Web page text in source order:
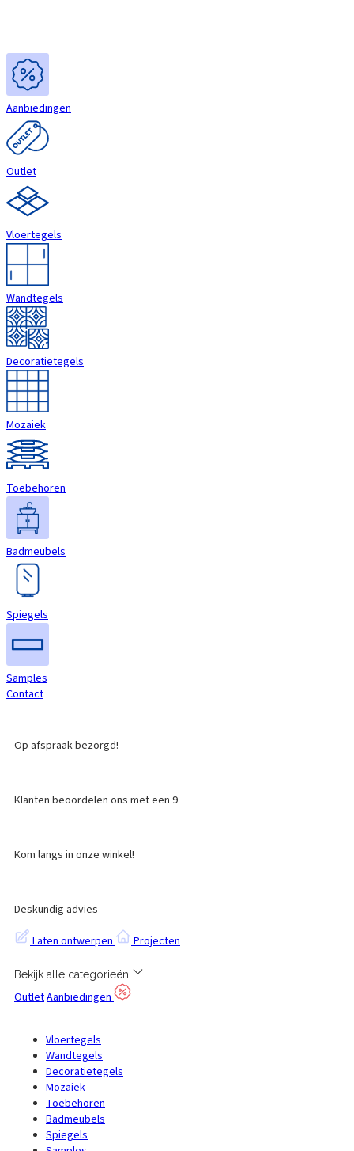
Aanbiedingen
Outlet
Vloertegels
Wandtegels
Decoratietegels
Mozaiek
Toebehoren
Badmeubels
Spiegels
Samples
Contact
Op afspraak bezorgd!
Klanten beoordelen ons met een 9
Kom langs in onze winkel!
Deskundig advies
Laten ontwerpen
Projecten
Bekijk alle categorieën
OutletAanbiedingen
Vloertegels
Wandtegels
Decoratietegels
Mozaiek
Toebehoren
Badmeubels
Spiegels